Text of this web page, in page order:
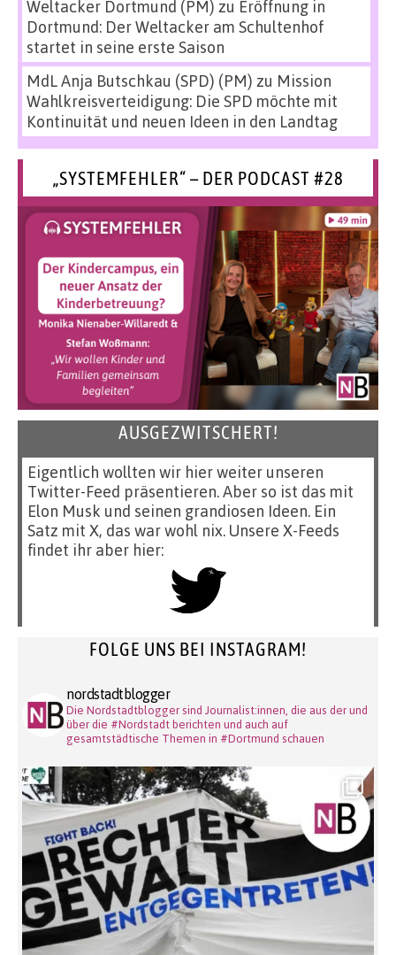
Weltacker Dortmund (PM) zu Eröffnung in
Dortmund: Der Weltacker am Schultenhof
startet in seine erste Saison
MdL Anja Butschkau (SPD) (PM) zu Mission
Wahlkreisverteidigung: Die SPD möchte mit
Kontinuität und neuen Ideen in den Landtag
„SYSTEMFEHLER“ – DER PODCAST #28
AUSGEZWITSCHERT!
Eigentlich wollten wir hier weiter unseren
Twitter-Feed präsentieren. Aber so ist das mit
Elon Musk und seinen grandiosen Ideen. Ein
Satz mit X, das war wohl nix. Unsere X-Feeds
findet ihr aber hier:
FOLGE UNS BEI INSTAGRAM!
nordstadtblogger
Die Nordstadtblogger sind Journalist:innen, die aus der und
über die #Nordstadt berichten und auch auf
gesamtstädtische Themen in #Dortmund schauen